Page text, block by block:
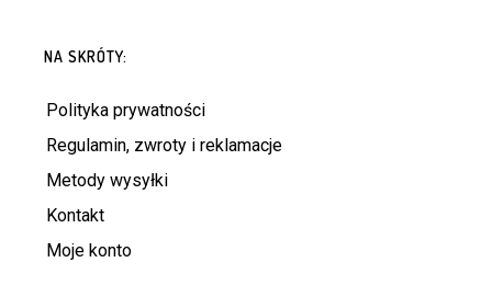
NA SKRÓTY:
Polityka prywatności
Regulamin, zwroty i reklamacje
Metody wysyłki
Kontakt
Moje konto